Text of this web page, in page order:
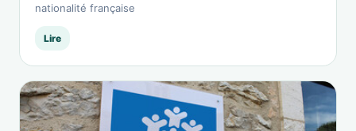
nationalité française
Lire